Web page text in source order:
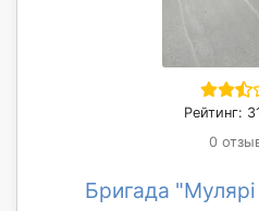
Рейтинг:
0
Бригада "Мулярі